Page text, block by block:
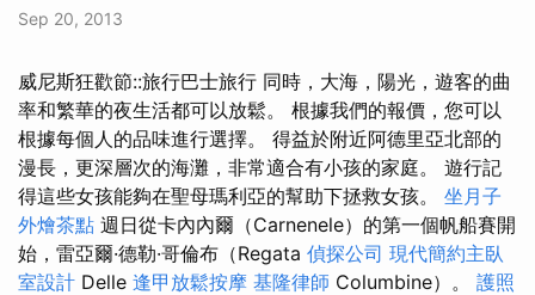
Sep 20, 2013
威尼斯狂歡節::旅行巴士旅行 同時，大海，陽光，遊客的曲
率和繁華的夜生活都可以放鬆。 根據我們的報價，您可以
根據每個人的品味進行選擇。 得益於附近阿德里亞北部的
漫長，更深層次的海灘，非常適合有小孩的家庭。 遊行記
得這些女孩能夠在聖母瑪利亞的幫助下拯救女孩。 坐月子
外燴茶點 週日從卡內內爾（Carnenele）的第一個帆船賽開
始，雷亞爾·德勒·哥倫布（Regata 偵探公司 現代簡約主臥
室設計 Delle 逢甲放鬆按摩 基隆律師 Columbine）。 護照